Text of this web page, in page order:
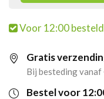
(10
48
Voor 12:00
Gratis
Bij besteding vanaf
Bestel voor